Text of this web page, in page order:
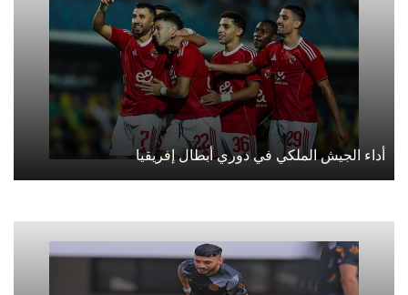
أداء الجيش الملكي في دوري أبطال إفريقيا